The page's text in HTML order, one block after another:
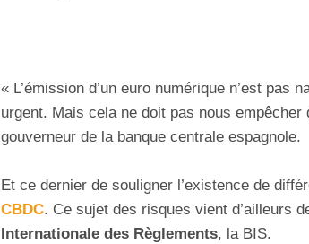
« L’émission d’un euro numérique n’est pas
urgent. Mais cela ne doit pas nous empêcher
gouverneur de la banque centrale espagnole.
Et ce dernier de souligner l’existence de
CBDC. Ce sujet des risques vient d’ailleurs
Internationale des Règlements, la BIS.